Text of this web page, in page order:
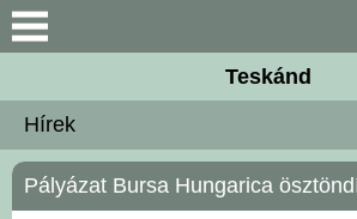
Keresés
Közös Önkormányzati
Hivatal
Naptár
Teskánd
Hírek
Pályázat Bursa Hungarica